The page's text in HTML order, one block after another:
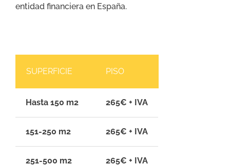
entidad financiera en España.
SUPERFICIE PISO
Hasta 150 m2 265€ + IVA
151-250 m2 265€ + IVA
251-500 m2 265€ + IVA